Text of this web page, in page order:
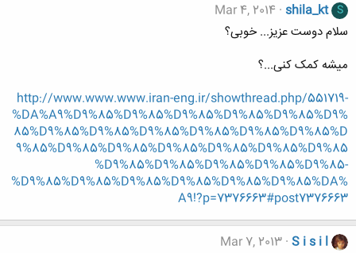
S
shila_kt
Mar 4, 2014
سلام دوست عزیز... خوبی؟
میشه کمک کنی...؟
http://www.www.www.iran-eng.ir/showthread.php/551719-
%DA%A9%D9%85%D9%85%D9%85%D9%85%D9%85%D9%
85%D9%85%D9%85%D9%85%D9%85%D9%85%D9%85%D
9%85%D9%85%D9%85%D9%85%D9%85%D9%85%D9%85
%D9%85%D9%85%D9%85%D9%85%D9%85-
%D9%85%D9%85%D9%85%D9%85%D9%85%D9%85%DA%
A9!?p=7376663#post7376663
S i s i l
Mar 7, 2013